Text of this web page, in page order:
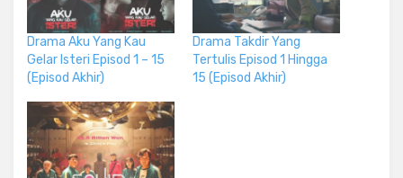
Drama Aku Yang Kau
Gelar Isteri Episod 1 – 15
(Episod Akhir)
Drama Takdir Yang
Tertulis Episod 1 Hingga
15 (Episod Akhir)